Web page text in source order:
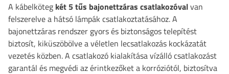
A kábelköteg két 5 tűs bajonettzáras csatlakozóvalvan
felszerelve a hátsó lámpák csatlakoztatásához. A
bajonettzáras rendszer gyors és biztonságos telepítést
biztosít, kiküszöbölve a véletlen lecsatlakozás kockázatát
vezetés közben. A csatlakozó kialakítása vízálló csatlakozást
garantál és megvédi az érintkezőket a korróziótól, biztosítva